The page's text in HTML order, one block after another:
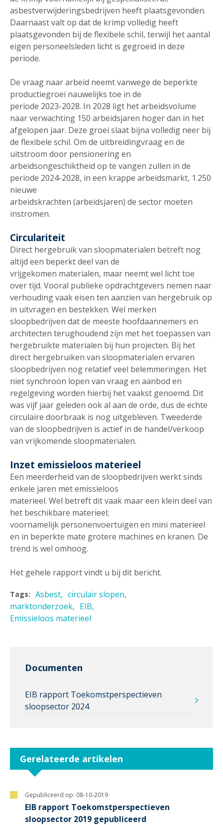
asbestverwijderingsbedrijven heeft plaatsgevonden.
Daarnaast valt op dat de krimp volledig heeft
plaatsgevonden bij de flexibele schil, terwijl het aantal
eigen personeelsleden licht is gegroeid in deze
periode.
De vraag naar arbeid neemt vanwege de beperkte
productiegroei nauwelijks toe in de
periode 2023-2028. In 2028 ligt het arbeidsvolume
naar verwachting 150 arbeidsjaren hoger dan in het
afgelopen jaar. Deze groei slaat bijna volledig neer bij
de flexibele schil. Om de uitbreidingvraag en de
uitstroom door pensionering en
arbeidsongeschiktheid op te vangen zullen in de
periode 2024-2028, in een krappe arbeidsmarkt, 1.250
nieuwe
arbeidskrachten (arbeidsjaren) de sector moeten
instromen.
Circulariteit
Direct hergebruik van sloopmaterialen betreft nog
altijd een beperkt deel van de
vrijgekomen materialen, maar neemt wel licht toe
over tijd. Vooral publieke opdrachtgevers nemen naar
verhouding vaak eisen ten aanzien van hergebruik op
in uitvragen en bestekken. Wel merken
sloopbedrijven dat de meeste hoofdaannemers en
architecten terughoudend zijn met het toepassen van
hergebruikte materialen bij hun projecten. Bij het
direct hergebruiken van sloopmaterialen ervaren
sloopbedrijven nog relatief veel belemmeringen. Het
niet synchroon lopen van vraag en aanbod en
regelgeving worden hierbij het vaakst genoemd. Dit
was vijf jaar geleden ook al aan de orde, dus de echte
circulaire doorbraak is nog uitgebleven. Tweederde
van de sloopbedrijven is actief in de handel/verkoop
van vrijkomende sloopmaterialen.
Inzet emissieloos materieel
Een meerderheid van de sloopbedrijven werkt sinds
enkele jaren met emissieloos
materieel. Wel betreft dit vaak maar een klein deel van
het beschikbare materieel;
voornamelijk personenvoertuigen en mini materieel
en in beperkte mate grotere machines en kranen. De
trend is wel omhoog.
Het gehele rapport vindt u bij dit bericht.
Tags: Asbest
circulair slopen
marktonderzoek
EIB
Emissieloos materieel
Documenten
EIB rapport Toekomstperspectieven
sloopsector 2024
Gerelateerde artikelen
Gepubliceerd op: 08-10-2019
EIB rapport Toekomstperspectieven
sloopsector 2019 gepubliceerd